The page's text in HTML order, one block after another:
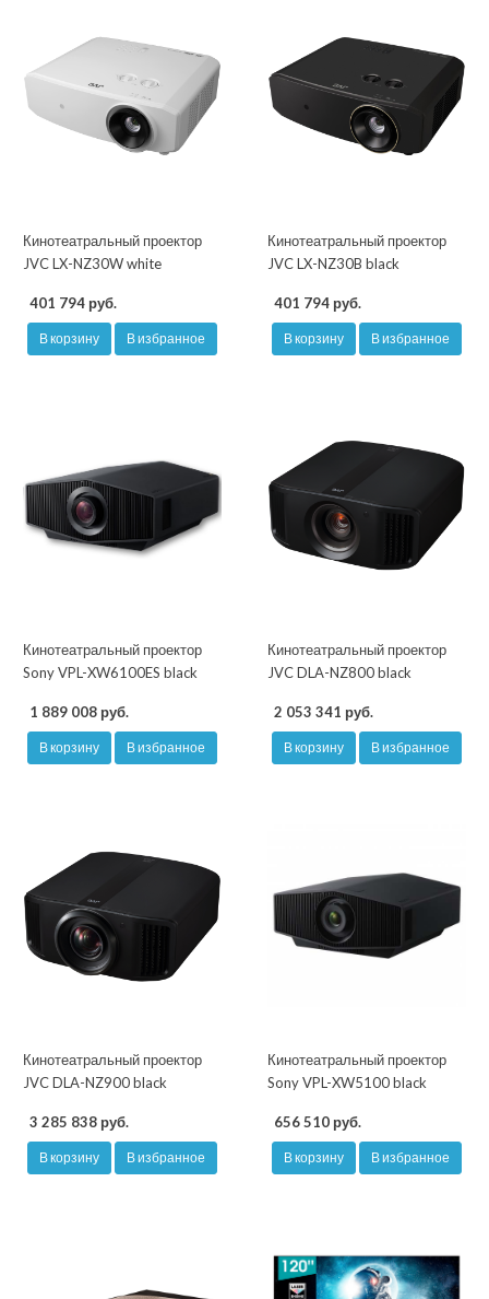
Кинотеатральный проектор
JVC LX-NZ30W white
401 794 руб.
В корзину В избранное
Кинотеатральный проектор
JVC LX-NZ30B black
401 794 руб.
В корзину В избранное
Кинотеатральный проектор
Sony VPL-XW6100ES black
1 889 008 руб.
В корзину В избранное
Кинотеатральный проектор
JVC DLA-NZ800 black
2 053 341 руб.
В корзину В избранное
Кинотеатральный проектор
JVC DLA-NZ900 black
3 285 838 руб.
В корзину В избранное
Кинотеатральный проектор
Sony VPL-XW5100 black
656 510 руб.
В корзину В избранное